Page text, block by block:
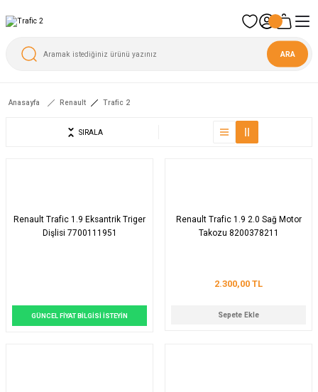
ARA
Anasayfa Renault Trafic 2
SIRALA
Renault Trafic 1.9 Eksantrik Triger
Dişlisi 7700111951
GÜNCEL FİYAT BİLGİSİ İSTEYİN
Renault Trafic 1.9 2.0 Sağ Motor
Takozu 8200378211
2.300,00 TL
Sepete Ekle